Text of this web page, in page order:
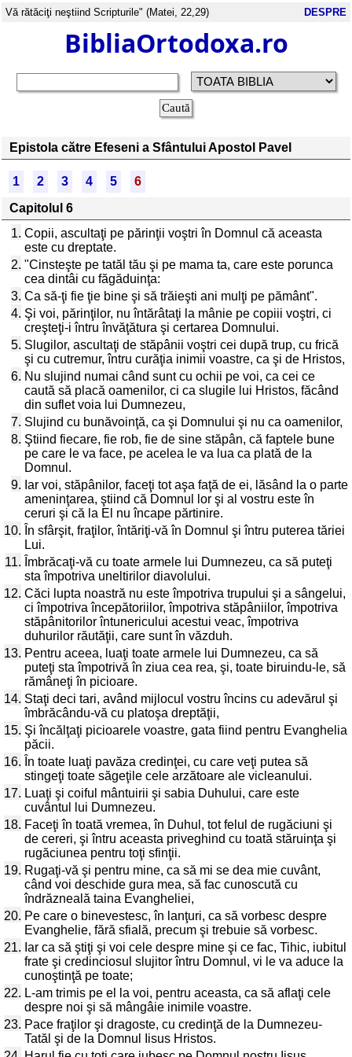
Vă rătăciţi neştiind Scripturile" (Matei, 22,29) DESPRE
BibliaOrtodoxa.ro
Epistola către Efeseni a Sfântului Apostol Pavel
1 2 3 4 5
6
Capitolul 6
1. Copii, ascultaţi pe părinţii voştri în Domnul că aceasta
este cu dreptate.
2. "Cinsteşte pe tatăl tău şi pe mama ta, care este porunca
cea dintâi cu făgăduinţa:
3. Ca să-ţi fie ţie bine şi să trăieşti ani mulţi pe pământ".
4. Şi voi, părinţilor, nu întărâtaţi la mânie pe copiii voştri, ci
creşteţi-i întru învăţătura şi certarea Domnului.
5. Slugilor, ascultaţi de stăpânii voştri cei după trup, cu frică
şi cu cutremur, întru curăţia inimii voastre, ca şi de Hristos,
6. Nu slujind numai când sunt cu ochii pe voi, ca cei ce
caută să placă oamenilor, ci ca slugile lui Hristos, făcând
din suflet voia lui Dumnezeu,
7. Slujind cu bunăvoinţă, ca şi Domnului şi nu ca oamenilor,
8. Ştiind fiecare, fie rob, fie de sine stăpân, că faptele bune
pe care le va face, pe acelea le va lua ca plată de la
Domnul.
9. Iar voi, stăpânilor, faceţi tot aşa faţă de ei, lăsând la o parte
ameninţarea, ştiind că Domnul lor şi al vostru este în
ceruri şi că la El nu încape părtinire.
10. În sfârşit, fraţilor, întăriţi-vă în Domnul şi întru puterea tăriei
Lui.
11. Îmbrăcaţi-vă cu toate armele lui Dumnezeu, ca să puteţi
sta împotriva uneltirilor diavolului.
12. Căci lupta noastră nu este împotriva trupului şi a sângelui,
ci împotriva începătoriilor, împotriva stăpâniilor, împotriva
stăpânitorilor întunericului acestui veac, împotriva
duhurilor răutăţii, care sunt în văzduh.
13. Pentru aceea, luaţi toate armele lui Dumnezeu, ca să
puteţi sta împotrivă în ziua cea rea, şi, toate biruindu-le, să
rămâneţi în picioare.
14. Staţi deci tari, având mijlocul vostru încins cu adevărul şi
îmbrăcându-vă cu platoşa dreptăţii,
15. Şi încălţaţi picioarele voastre, gata fiind pentru Evanghelia
păcii.
16. În toate luaţi pavăza credinţei, cu care veţi putea să
stingeţi toate săgeţile cele arzătoare ale vicleanului.
17. Luaţi şi coiful mântuirii şi sabia Duhului, care este
cuvântul lui Dumnezeu.
18. Faceţi în toată vremea, în Duhul, tot felul de rugăciuni şi
de cereri, şi întru aceasta priveghind cu toată stăruinţa şi
rugăciunea pentru toţi sfinţii.
19. Rugaţi-vă şi pentru mine, ca să mi se dea mie cuvânt,
când voi deschide gura mea, să fac cunoscută cu
îndrăzneală taina Evangheliei,
20. Pe care o binevestesc, în lanţuri, ca să vorbesc despre
Evanghelie, fără sfială, precum şi trebuie să vorbesc.
21. Iar ca să ştiţi şi voi cele despre mine şi ce fac, Tihic, iubitul
frate şi credinciosul slujitor întru Domnul, vi le va aduce la
cunoştinţă pe toate;
22. L-am trimis pe el la voi, pentru aceasta, ca să aflaţi cele
despre noi şi să mângâie inimile voastre.
23. Pace fraţilor şi dragoste, cu credinţă de la Dumnezeu-
Tatăl şi de la Domnul Iisus Hristos.